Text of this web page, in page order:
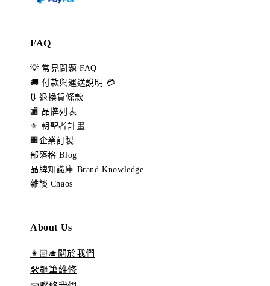
FAQ
💡 常見問題 FAQ
🚚 付款與運送說明 💳
🔃 退換貨條款
🏬 品牌列表
⚜️ 朝聖者計畫
🏢企業訂製
部落格 Blog
品牌知識庫 Brand Knowledge
雜談 Chaos
About Us
👩🏻‍🎓關於我們
🛠️鋼筆維修